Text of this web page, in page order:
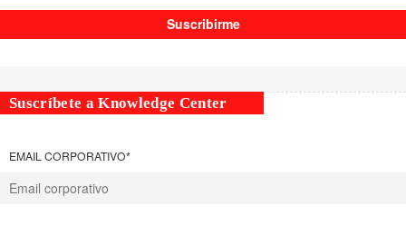
Suscríbete a Knowledge Center
EMAIL CORPORATIVO*